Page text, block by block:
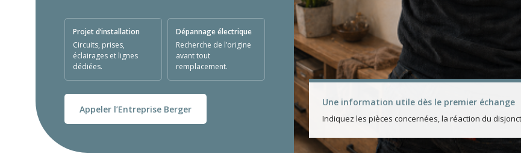
Projet d’installation
Circuits, prises,
éclairages et lignes
dédiées.
Dépannage électrique
Recherche de l’origine
avant tout
remplacement.
Appeler l’Entreprise Berger
Une information utile dès le premier échange
Indiquez les pièces concernées, la réaction du